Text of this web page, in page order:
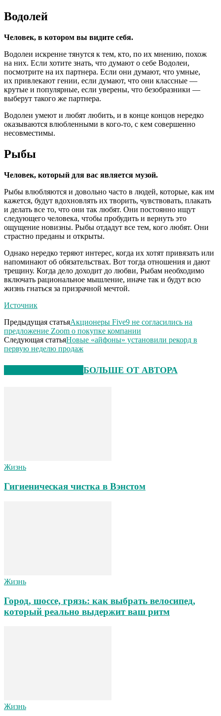
Водолей
Человек, в котором вы видите себя.
Водолеи искренне тянутся к тем, кто, по их мнению, похож
на них. Если хотите знать, что думают о себе Водолеи,
посмотрите на их партнера. Если они думают, что умные,
их привлекают гении, если думают, что они классные —
крутые и популярные, если уверены, что безобразники —
выберут такого же партнера.
Водолеи умеют и любят любить, и в конце концов нередко
оказываются влюбленными в кого-то, с кем совершенно
несовместимы.
Рыбы
Человек, который для вас является музой.
Рыбы влюбляются и довольно часто в людей, которые, как им
кажется, будут вдохновлять их творить, чувствовать, плакать
и делать все то, что они так любят. Они постоянно ищут
следующего человека, чтобы пробудить и вернуть это
ощущение новизны. Рыбы отдадут все тем, кого любят. Они
страстно преданы и открыты.
Однако нередко теряют интерес, когда их хотят привязать или
напоминают об обязательствах. Вот тогда отношения и дают
трещину. Когда дело доходит до любви, Рыбам необходимо
включать рациональное мышление, иначе так и будут всю
жизнь гнаться за призрачной мечтой.
Источник
Предыдущая статьяАкционеры Five9 не согласились на
предложение Zoom о покупке компании
Следующая статьяНовые «айфоны» установили рекорд в
первую неделю продаж
БОЛЬШЕ ОТ АВТОРА
Жизнь
Гигиеническая чистка в Вэнстом
Жизнь
Город, шоссе, грязь: как выбрать велосипед,
который реально выдержит ваш ритм
Жизнь